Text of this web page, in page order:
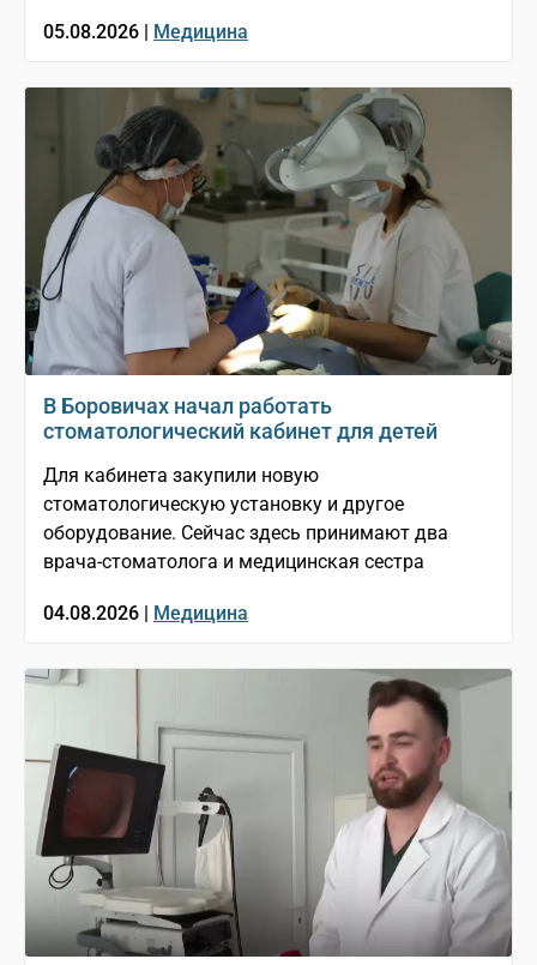
05.08.2026 | Медицина
В Боровичах начал работать
стоматологический кабинет для детей
Для кабинета закупили новую
стоматологическую установку и другое
оборудование. Сейчас здесь принимают два
врача-стоматолога и медицинская сестра
04.08.2026 | Медицина